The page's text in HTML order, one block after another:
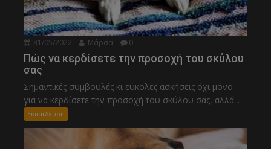
31/05/2022 Μάρσα 0
Πώς να κερδίσετε την προσοχή του σκύλου
σας
Σημαντικές συμβουλές κι εύκολες ασκήσεις όχι μόνο
για να κερδίσετε την προσοχή του σκύλου σας, αλλά...
Εκπαιδευση